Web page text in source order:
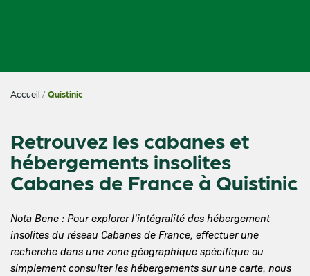
Accueil /Quistinic
Retrouvez les cabanes et
hébergements insolites
Cabanes de France à Quistinic
Nota Bene : Pour explorer l’intégralité des hébergement
insolites du réseau Cabanes de France, effectuer une
recherche dans une zone géographique spécifique ou
simplement consulter les hébergements sur une carte, nous